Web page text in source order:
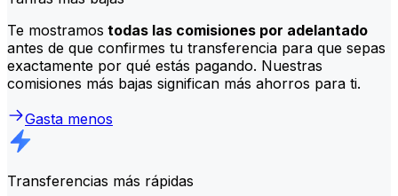
Te mostramos todas las comisiones por adelantado
antes de que confirmes tu transferencia para que sepas
exactamente por qué estás pagando. Nuestras
comisiones más bajas significan más ahorros para ti.
Gasta menos
Transferencias más rápidas